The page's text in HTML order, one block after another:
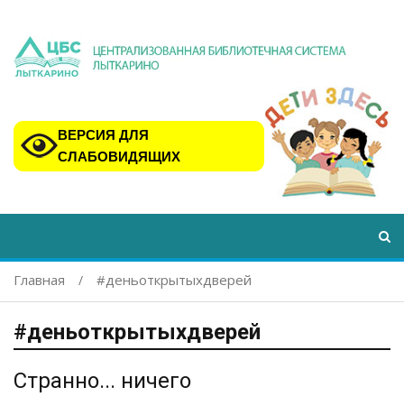
ВЕРСИЯ ДЛЯ
СЛАБОВИДЯЩИХ
Главная #деньоткрытыхдверей
#деньоткрытыхдверей
Странно... ничего